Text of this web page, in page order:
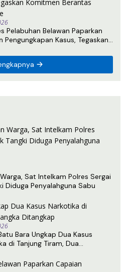
Pelabuhan Belawan Paparkan
Pengungkapan Kasus, Tegaskan
Sat Intelkam Polres Sergai
Diduga Penyalahguna Sabu
Bara Ungkap Dua Kasus
di Tanjung Tiram, Dua